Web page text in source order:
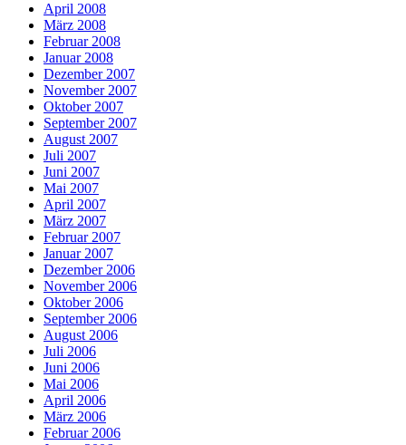
April 2008
März 2008
Februar 2008
Januar 2008
Dezember 2007
November 2007
Oktober 2007
September 2007
August 2007
Juli 2007
Juni 2007
Mai 2007
April 2007
März 2007
Februar 2007
Januar 2007
Dezember 2006
November 2006
Oktober 2006
September 2006
August 2006
Juli 2006
Juni 2006
Mai 2006
April 2006
März 2006
Februar 2006